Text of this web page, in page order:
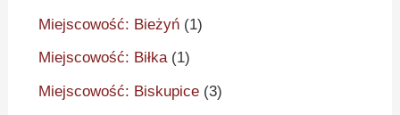
Miejscowość: Bieżyń (1)
Miejscowość: Biłka(1)
Miejscowość: Biskupice (3)